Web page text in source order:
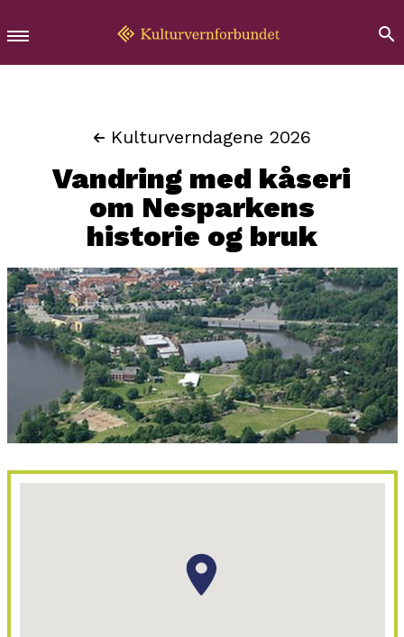
Kulturverndagene 2026
Vandring med kåseri
om Nesparkens
historie og bruk